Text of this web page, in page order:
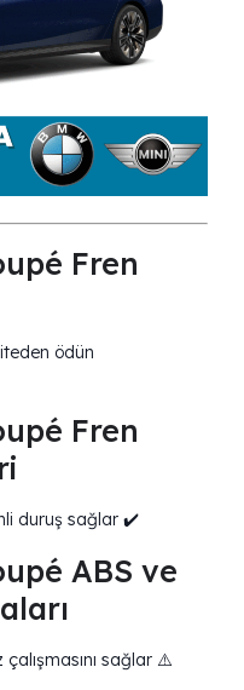
Fren
ödün
Fren
duruş sağlar ✔️
ABS ve
sağlar ⚠️